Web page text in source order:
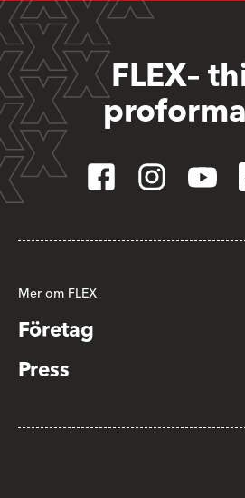
FLEX–
Mer om FLEX
Företag
Press